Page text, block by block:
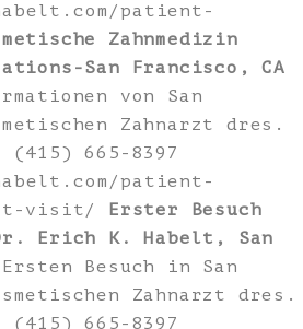
patient-
Zahnmedizin
San Francisco, CA
von San
Zahnarzt dres.
(415) 665-8397
patient-
visit/
Erster Besuch
Erich K. Habelt, San
Besuch in San
Zahnarzt dres.
(415) 665-8397